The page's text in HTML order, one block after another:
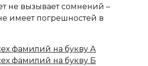
не вызывает сомнений –
имеет погрешностей в
фамилий на букву А
фамилий на букву Б